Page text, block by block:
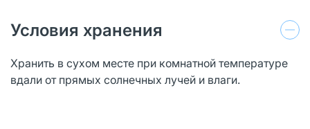
Условия хранения
Хранить в сухом месте при комнатной температуре
вдали от прямых солнечных лучей и влаги.